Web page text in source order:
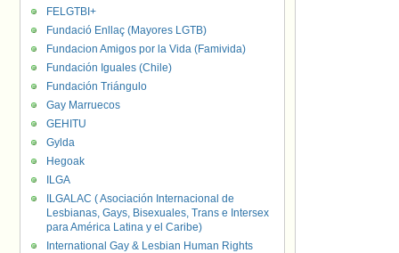
FELGTBI+
Fundació Enllaç (Mayores LGTB)
Fundacion Amigos por la Vida (Famivida)
Fundación Iguales (Chile)
Fundación Triángulo
Gay Marruecos
GEHITU
Gylda
Hegoak
ILGA
ILGALAC ( Asociación Internacional de
Lesbianas, Gays, Bisexuales, Trans e Intersex
para América Latina y el Caribe)
International Gay & Lesbian Human Rights